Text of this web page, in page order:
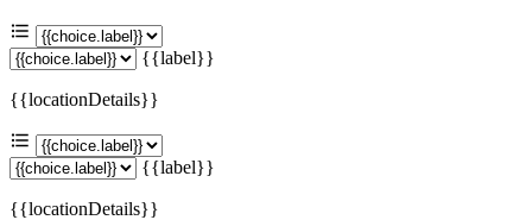
{{label}}
{{locationDetails}}
{{label}}
{{locationDetails}}